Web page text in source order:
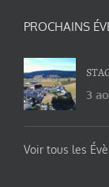
PROCHAINS
3
Voir tous les